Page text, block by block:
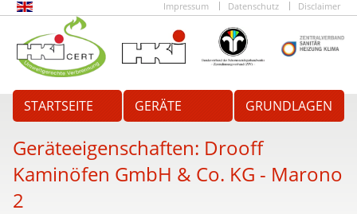
Impressum Datenschutz Disclaimer
STARTSEITE GERÄTE GRUNDLAGEN
Geräteeigenschaften: Drooff
Kaminöfen GmbH & Co. KG - Marono
2